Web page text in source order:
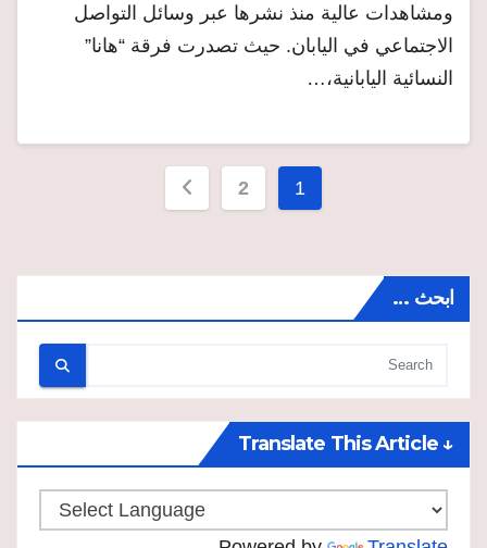
ومشاهدات عالية منذ نشرها عبر وسائل التواصل
الاجتماعي في اليابان. حيث تصدرت فرقة “هانا”
النسائية اليابانية،…
Posts
1
2
ابحث …
↓ Translate This Article